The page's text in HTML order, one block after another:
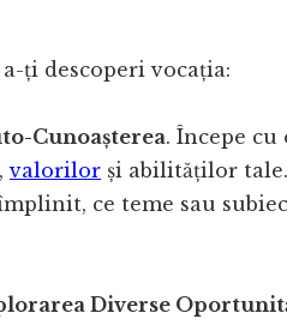
ți descoperi vocația:
Cunoașterea. Începe
valorilor și abilităților
ce teme sau
Diverse